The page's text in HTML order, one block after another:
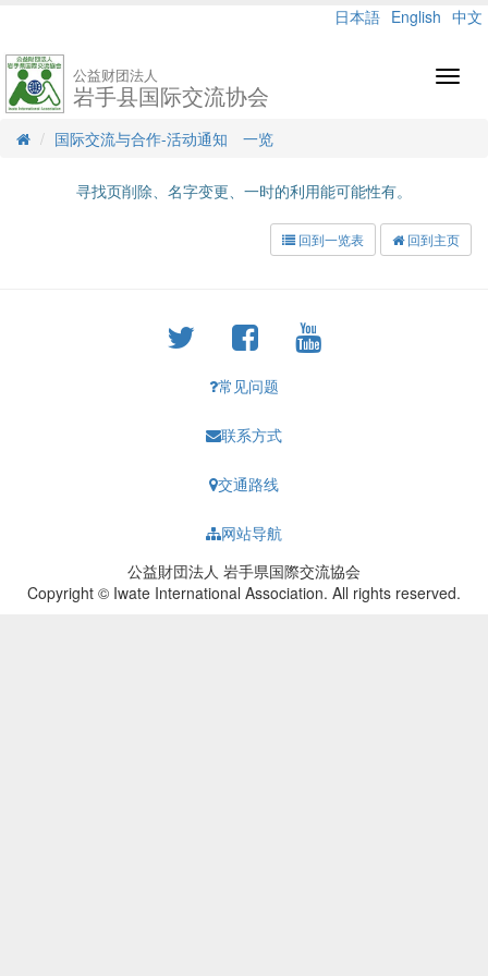
日本語 English 中文
公益财团法人
岩手县国际交流协会
国际交流与合作-活动通知 一览
寻找页削除、名字变更、一时的利用能可能性有。
回到一览表 回到主页
常见问题
联系方式
交通路线
网站导航
公益財団法人 岩手県国際交流協会
Copyright © Iwate International Association. All rights reserved.